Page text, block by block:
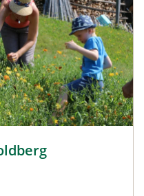
am Goldberg